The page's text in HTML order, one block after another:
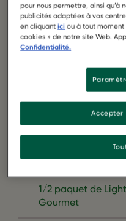
1/2 paquet de
Gourmet
pour nous permettre, ainsi qu’à
publicités adaptées à vos
en cliquantici ou à tout moment
cookies » de notre site Web.
Confidentialité.
Accepter